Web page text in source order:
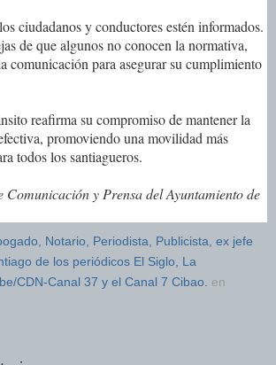
ciudadanos y conductores estén informados.
de que algunos no conocen la normativa,
comunicación para asegurar su cumplimiento
reafirma su compromiso de mantener la
promoviendo una movilidad más
todos los santiagueros.
Comunicación y Prensa del Ayuntamiento de
Notario, Periodista, Publicista, ex jefe
de los periódicos El Siglo, La
CDN-Canal 37 y el Canal 7 Cibao. en